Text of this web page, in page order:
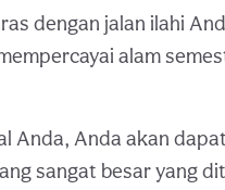
dengan jalan ilahi
alam
Anda, Anda akan
sangat besar yang